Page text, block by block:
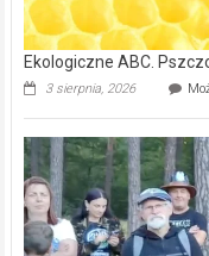
Ekologiczne ABC.
3 sierpnia, 2026